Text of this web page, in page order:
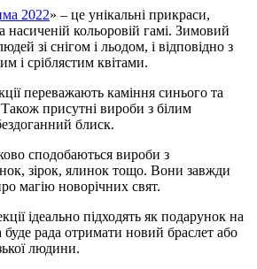
2022» – це унікальні прикраси,
насиченій кольоровій гамі. Зимовий
зі снігом і льодом, і відповідно з
і сріблястим квітами.
переважають каміння синього та
Також присутні вироби з білим
блиск.
сподобаються вироби з
зірок, ялинок тощо. Вони завжди
магію новорічних свят.
ідеально підходять як подарунок на
буде рада отримати новий браслет або
людини.